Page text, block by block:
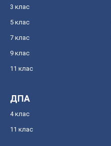
3 клас
5 клас
7 клас
9 клас
11 клас
ДПА
4 клас
11 клас